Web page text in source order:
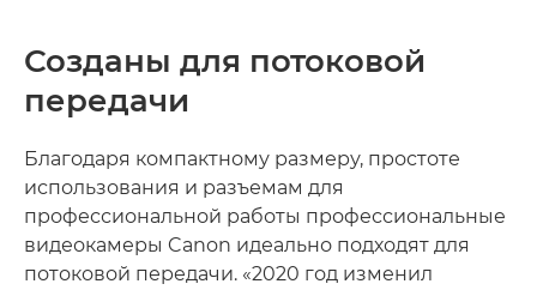
Созданы для потоковой
передачи
Благодаря компактному размеру, простоте
использования и разъемам для
профессиональной работы профессиональные
видеокамеры Canon идеально подходят для
потоковой передачи. «2020 год изменил